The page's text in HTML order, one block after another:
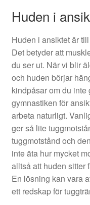
Huden i
Huden i ansiktet är
Det betyder att
du ser ut. När vi blir
och huden börjar
kindpåsar om du inte
gymnastiken för
arbeta naturligt.
ger så lite
tuggmotstånd och
inte äta hur mycket
alltså att huden sitter
En lösning kan vara
ett redskap för